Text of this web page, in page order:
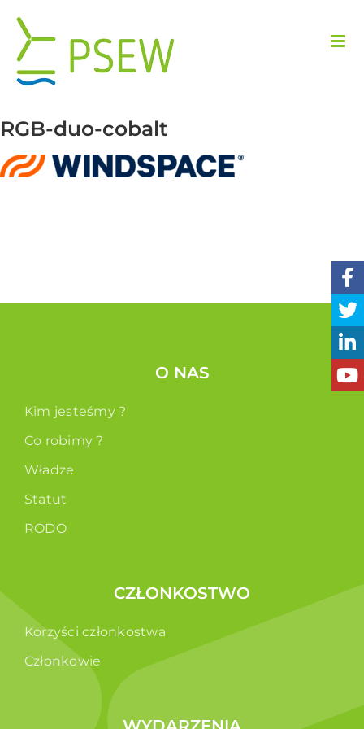
zawartości
RGB-duo-cobalt
O NAS
Kim jesteśmy ?
Co robimy ?
Władze
Statut
RODO
CZŁONKOSTWO
Korzyści członkostwa
Członkowie